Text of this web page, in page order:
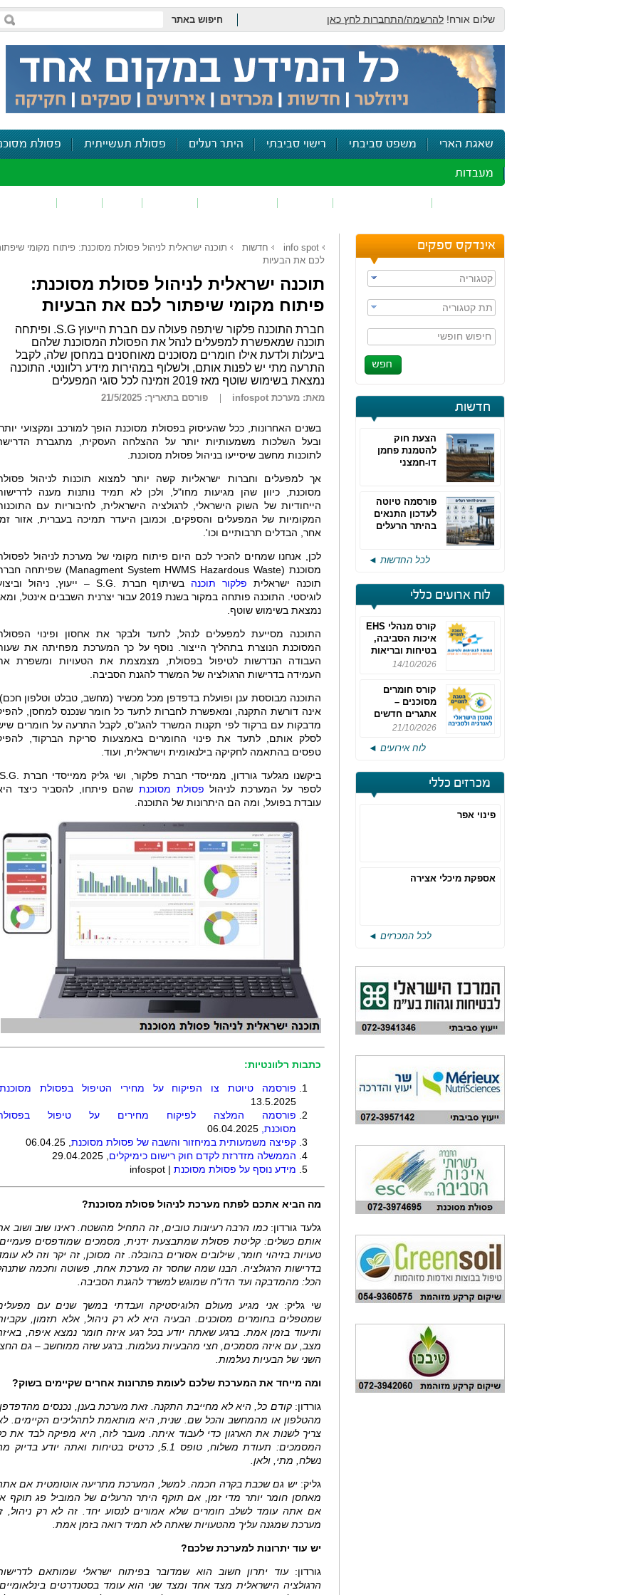
שלום אורח! להרשמה/התחברות לחץ כאן חיפוש באתר
שאגת הארי משפט סביבתי רישוי סביבתי היתר רעלים פסולת תעשייתית פסולת
מעבדות
אינדקס ספקים
קטגוריה
תת קטגוריה
חיפוש חופשי
חדשות
הצעת חוק
להטמנת פחמן
דו-חמצני
פורסמה טיוטה
לעדכון התנאים
בהיתר הרעלים
לכל החדשות ◄
לוח ארועים כללי
קורס מנהלי EHS
איכות הסביבה,
בטיחות ובריאות
תעסוקתית
14/10/2026
קורס חומרים
מסוכנים –
אתגרים חדשים
והערכות לחוק
מחזור 4
21/10/2026
לוח אירועים ◄
מכרזים כללי
פינוי אפר
אספקת מיכלי אצירה
לכל המכרזים ◄
info spot חדשות
תוכנה ישראלית לניהול פסולת מסוכנת: פיתוח מקומי
לכם את הבעיות
תוכנה ישראלית לניהול פסולת מסוכנת:
פיתוח מקומי שיפתור לכם את הבעיות
חברת התוכנה פלקור שיתפה פעולה עם חברת הייעוץ S.G. ופיתחה
תוכנה שמאפשרת למפעלים לנהל את הפסולת המסוכנת שלהם
ביעלות ולדעת אילו חומרים מסוכנים מאוחסנים במחסן שלה, לקבל
התרעה מתי יש לפנות אותם, ולשלוף במהירות מידע רלוונטי. התוכנה
נמצאת בשימוש שוטף מאז 2019 וזמינה לכל סוגי המפעלים
מאת: מערכת infospot פורסם בתאריך: 21/5/2025
בשנים האחרונות, ככל שהעיסוק בפסולת מסוכנת הופך למורכב ומקצועי
ובעל השלכות משמעותיות יותר על ההצלחה העסקית, מתגברת
לתוכנות מחשב שיסייעו בניהול פסולת מסוכנת.
אך למפעלים וחברות ישראליות קשה יותר למצוא תוכנות לניהול
מסוכנת, כיוון שהן מגיעות מחו"ל, ולכן לא תמיד נותנות מענה
הייחודיות של השוק הישראלי, לרגולציה הישראלית, לחיבוריות עם
המקומיות של המפעלים והספקים, וכמובן היעדר תמיכה בעברית, אזור
אחר, הבדלים תרבותיים וכו'.
לכן, אנחנו שמחים להכיר לכם היום פיתוח מקומי של מערכת לניהול
מסוכנת (HWMS Hazardous Waste
Managment System) שפיתחה
תוכנה ישראלית פלקור תוכנה בשיתוף חברת S.G. – ייעוץ, ניהול
לוגיסטי. התוכנה פותחה במקור בשנת 2019 עבור יצרנית השבבים אינטל,
נמצאת בשימוש שוטף.
התוכנה מסייעת למפעלים לנהל, לתעד ולבקר את אחסון ופינוי
המסוכנת הנוצרת בתהליך הייצור. נוסף על כך המערכת מפחיתה את
העבודה הנדרשות לטיפול בפסולת, מצמצמת את הטעויות ומשפרת
העמידה בדרישות הרגולציה של המשרד להגנת הסביבה
התוכנה מבוססת ענן ופועלת בדפדפן מכל מכשיר (מחשב, טבלט וטלפון
אינה דורשת התקנה, ומאפשרת לחברות לתעד כל חומר שנכנס למחסן,
מדבקות עם ברקוד לפי תקנות המשרד להגנ"ס, לקבל התרעה על חומרים
לסלק אותם, לתעד את פינוי החומרים באמצעות סריקת הברקוד,
טפסים בהתאמה לחקיקה בילנאומית וישראלית, ועוד.
ביקשנו מגלעד גורדון, ממייסדי חברת פלקור, ושי גליק ממייסדי חברת
S.G.
לספר על המערכת לניהול פסולת מסוכנת שהם פיתחו, להסביר כיצד
עובדת בפועל, ומה הם היתרונות של התוכנה.
כתבות רלוונטיות:
פורסמה טיוטת צו הפיקוח על מחירי הטיפול בפסולת מסוכנת
13.5.2025
פורסמה המלצה לפיקוח מחירים על טיפול
מסוכנת,
קפיצה משמעותית במיחזור והשבה של פסולת מסוכנת
הממשלה מזדרזת לקדם חוק רישום כימיקלים
מידע נוסף על פסולת מסוכנת |
infospot
מה הביא אתכם לפתח מערכת לניהול פסולת מסוכנת?
גלעד גורדון:כמו הרבה רעיונות טובים, זה התחיל מהשטח. ראינו שוב ושוב
אותם כשלים: קליטת פסולת שמתבצעת ידנית, מסמכים שמודפסים
טעויות בזיהוי חומר, שילובים אסורים בהובלה. זה מסוכן, זה יקר וזה לא
בדרישות הרגולציה. הבנו שמה שחסר זה מערכת אחת, פשוטה וחכמה
הכל: מהמדבקה ועד הדו"ח שמוגש למשרד להגנת הסביבה.
שי גליק:אני מגיע מעולם הלוגיסטיקה ועבדתי במשך שנים עם
שמטפלים בחומרים מסוכנים. הבעיה היא לא רק ניהול, אלא תזמון,
ותיעוד בזמן אמת. ברגע שאתה יודע בכל רגע איזה חומר נמצא איפה,
מצב, עם איזה מסמכים, חצי מהבעיות נעלמות. ברגע שזה ממוחשב – גם
השני של הבעיות נעלמות
ומה מייחד את המערכת שלכם לעומת פתרונות אחרים שקיימים בשוק?
גורדון:קודם כל, היא לא מחייבת התקנה. זאת מערכת בענן, נכנסים
מהטלפון או מהמחשב והכל שם. שנית, היא מותאמת לתהליכים הקיימים.
צריך לשנות את הארגון כדי לעבוד איתה. מעבר לזה, היא מפיקה לבד את
המסמכים: תעודת משלוח, טופס 5.1, כרטיס בטיחות ואתה יודע בדיוק
נשלח, מתי, ולאן
גליק:יש גם שכבת בקרה חכמה. למשל, המערכת מתריעה אוטומטית אם
מאחסן חומר יותר מדי זמן, אם תוקף היתר הרעלים של המוביל פג תוקף
אם אתה עומד לשלב חומרים שלא אמורים לנסוע יחד. זה לא רק ניהול,
מערכת שמגנה עליך מהטעויות שאתה לא תמיד רואה בזמן אמת
יש עוד יתרונות למערכת שלכם?
גורדון:עוד יתרון חשוב הוא שמדובר בפיתוח ישראלי שמותאם
הרגולציה הישראלית מצד אחד ומצד שני הוא עומד בסטנדרטים